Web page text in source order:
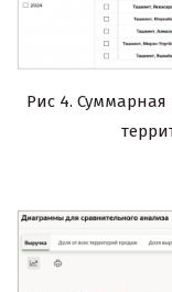
Рис 4.